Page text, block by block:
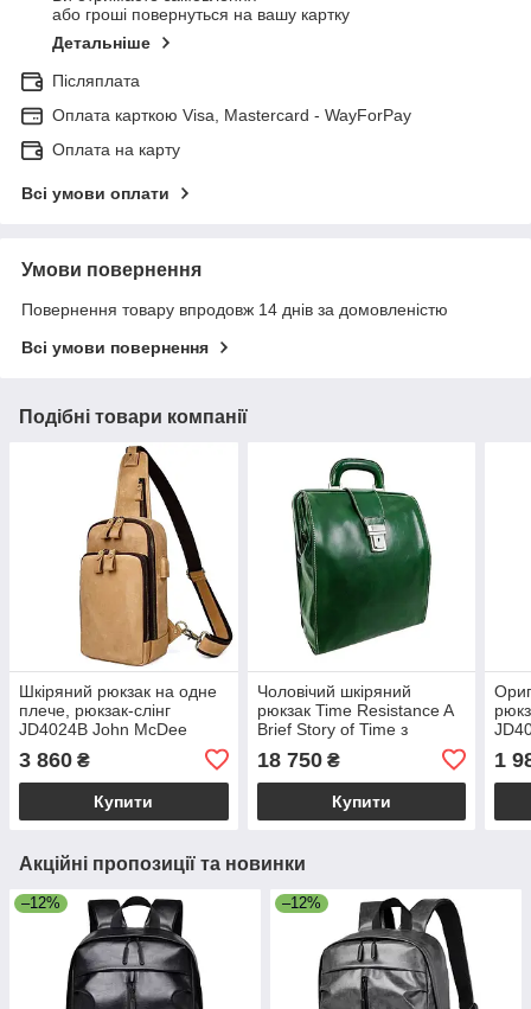
або гроші повернуться на вашу картку
Детальніше
Післяплата
Оплата карткою Visa, Mastercard - WayForPay
Оплата на карту
Всі умови оплати
Умови повернення
Повернення товару впродовж 14 днів за домовленістю
Всі умови повернення
Подібні товари компанії
Шкіряний рюкзак на одне
плече, рюкзак-слінг
JD4024B John McDee
3 860 ₴
Купити
Чоловічий шкіряний
рюкзак Time Resistance A
Brief Story of Time з
регульованими лямками,
зелений BS5216601
18 750₴
Купити
1
Акційні пропозиції та новинки
–12% –12%